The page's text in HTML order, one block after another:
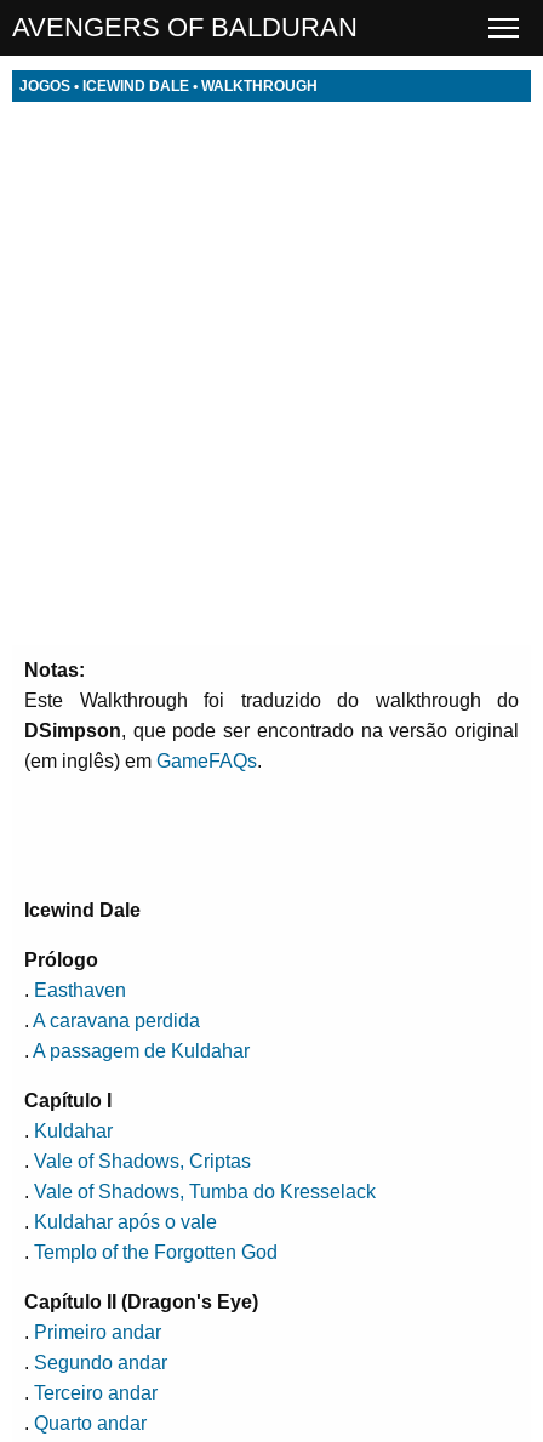
AVENGERS OF BALDURAN
JOGOS • ICEWIND DALE • WALKTHROUGH
Notas:
Este Walkthrough foi traduzido do walkthrough do
DSimpson, que pode ser encontrado na versão original
(em inglês) em GameFAQs.
Icewind Dale
Prólogo
. Easthaven
. A caravana perdida
. A passagem de Kuldahar
Capítulo I
. Kuldahar
. Vale of Shadows, Criptas
. Vale of Shadows, Tumba do Kresselack
. Kuldahar após o vale
. Templo of the Forgotten God
Capítulo II (Dragon's Eye)
. Primeiro andar
. Segundo andar
. Terceiro andar
. Quarto andar